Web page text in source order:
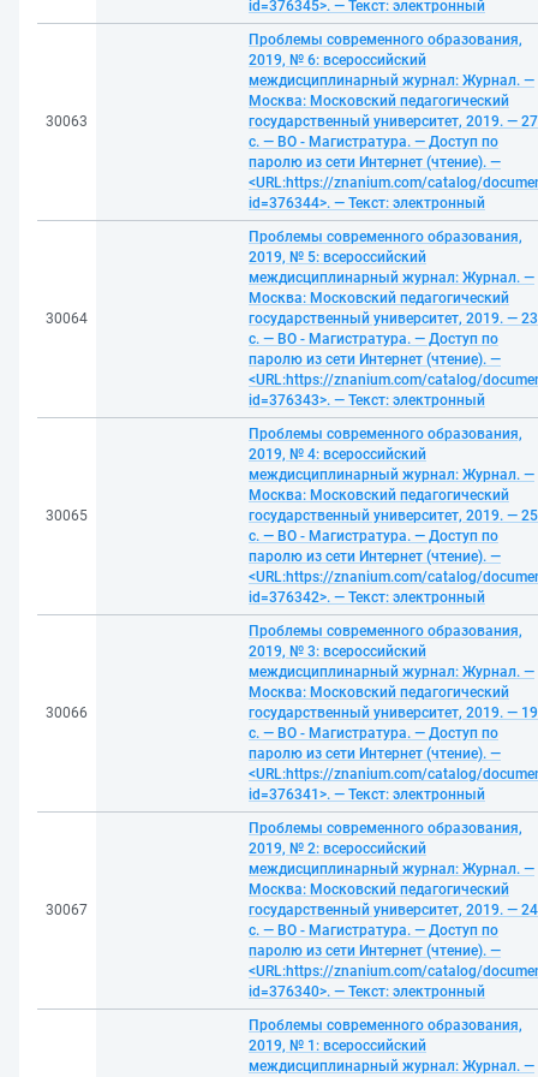
id=376345>. — Текст: электронный
30063
Проблемы современного образования,
2019, № 6: всероссийский
междисциплинарный журнал: Журнал. —
Москва: Московский педагогический
государственный университет, 2019. —
с. — ВО - Магистратура. — Доступ по
паролю из сети Интернет (чтение). —
<URL:https://znanium.com/catalog/
id=376344>. — Текст: электронный
30064
Проблемы современного образования,
2019, № 5: всероссийский
междисциплинарный журнал: Журнал. —
Москва: Московский педагогический
государственный университет, 2019. —
с. — ВО - Магистратура. — Доступ по
паролю из сети Интернет (чтение). —
<URL:https://znanium.com/catalog/
id=376343>. — Текст: электронный
30065
Проблемы современного образования,
2019, № 4: всероссийский
междисциплинарный журнал: Журнал. —
Москва: Московский педагогический
государственный университет, 2019. —
с. — ВО - Магистратура. — Доступ по
паролю из сети Интернет (чтение). —
<URL:https://znanium.com/catalog/
id=376342>. — Текст: электронный
30066
Проблемы современного образования,
2019, № 3: всероссийский
междисциплинарный журнал: Журнал. —
Москва: Московский педагогический
государственный университет, 2019. —
с. — ВО - Магистратура. — Доступ по
паролю из сети Интернет (чтение). —
<URL:https://znanium.com/catalog/
id=376341>. — Текст: электронный
30067
Проблемы современного образования,
2019, № 2: всероссийский
междисциплинарный журнал: Журнал. —
Москва: Московский педагогический
государственный университет, 2019. —
с. — ВО - Магистратура. — Доступ по
паролю из сети Интернет (чтение). —
<URL:https://znanium.com/catalog/
id=376340>. — Текст: электронный
Проблемы современного образования,
2019, № 1: всероссийский
междисциплинарный журнал: Журнал. —